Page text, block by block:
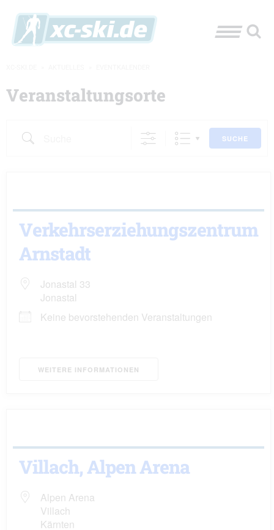
Veranstaltungsorte
Suche SUCHE
Verkehrserziehungszentrum
Arnstadt
Jonastal 33
Jonastal
Keine bevorstehenden Veranstaltungen
WEITERE INFORMATIONEN
Villach, Alpen Arena
Alpen Arena
Villach
Kärnten